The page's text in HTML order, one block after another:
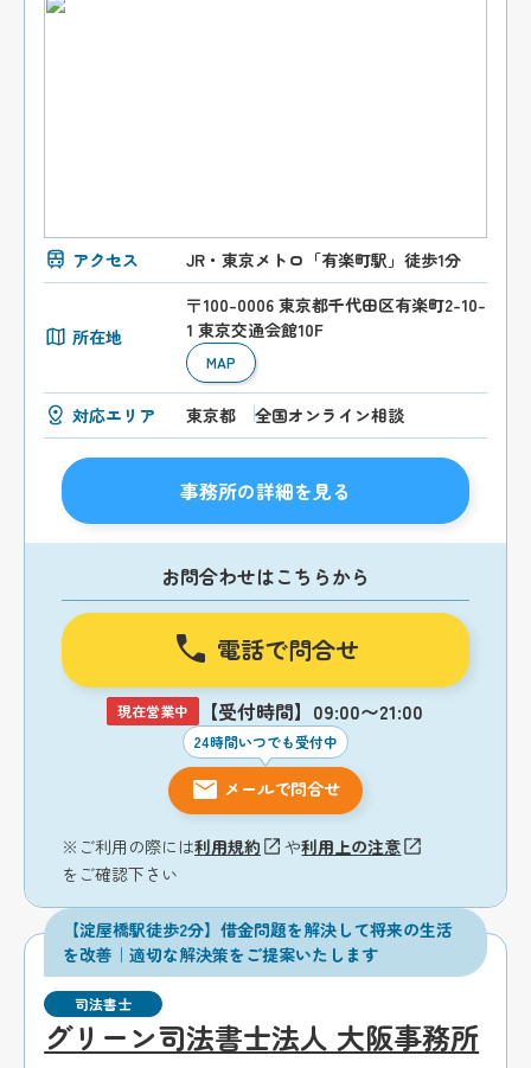
アクセス JR・東京メトロ「有楽町駅」徒歩1分
所在地
〒100-0006 東京都千代田区有楽町2-10-
1 東京交通会館10F
MAP
対応エリア 東京都 全国オンライン相談
事務所の詳細を見る
お問合わせはこちらから
電話で問合せ
現在営業中 【受付時間】09:00〜21:00
24時間いつでも受付中
メールで問合せ
※ご利用の際には利用規約 や利用上の注意
をご確認下さい
【淀屋橋駅徒歩2分】借金問題を解決して将来の生活
を改善｜適切な解決策をご提案いたします
司法書士
グリーン司法書士法人 大阪事務所